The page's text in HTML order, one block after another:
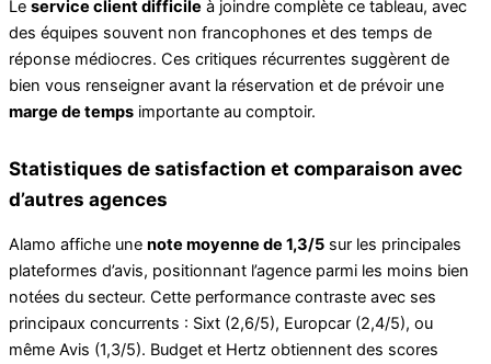
Le service client difficile à joindre complète ce tableau, avec
des équipes souvent non francophones et des temps de
réponse médiocres. Ces critiques récurrentes suggèrent de
bien vous renseigner avant la réservation et de prévoir une
marge de temps importante au comptoir.
Statistiques de satisfaction et comparaison avec
d’autres agences
Alamo affiche une note moyenne de 1,3/5 sur les principales
plateformes d’avis, positionnant l’agence parmi les moins bien
notées du secteur. Cette performance contraste avec ses
principaux concurrents : Sixt (2,6/5), Europcar (2,4/5), ou
même Avis (1,3/5). Budget et Hertz obtiennent des scores